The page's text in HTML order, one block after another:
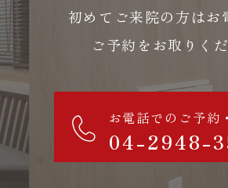
初めてご来院の方はお
ご予約をお取りく
お電話でのご予約
04-2948-